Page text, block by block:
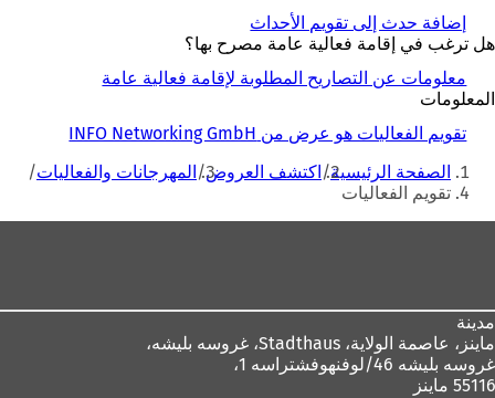
إضافة حدث إلى تقويم الأحداث
هل ترغب في إقامة فعالية عامة مصرح بها؟
معلومات عن التصاريح المطلوبة لإقامة فعالية عامة
المعلومات
تقويم الفعاليات هو عرض من INFO Networking GmbH
أنت
هنا
الصفحة الرئيسية اكتشف العروض المهرجانات والفعاليات
تقويم الفعاليات
مدينة
ماينز، عاصمة الولاية،
غروسه بليشه 46/لوفنهوفشتراسه 1،
55116 ماينز